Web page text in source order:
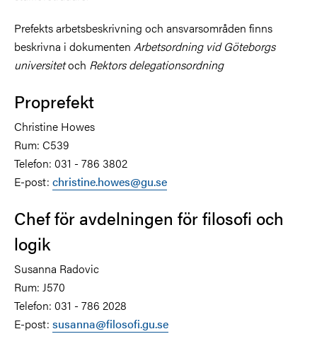
Prefekts arbetsbeskrivning och ansvarsområden finns
beskrivna i dokumenten Arbetsordning vid Göteborgs
universitetoch Rektors delegationsordning
Proprefekt
Christine Howes
Rum: C539
Telefon: 031 - 786 3802
E-post: christine.howes@gu.se
Chef för avdelningen för filosofi och
logik
Susanna Radovic
Rum: J570
Telefon: 031 - 786 2028
E-post: susanna@filosofi.gu.se